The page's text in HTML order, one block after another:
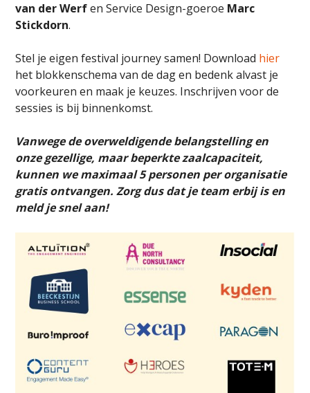
van der Werfen Service Design-goeroe Marc
Stickdorn.
Stel je eigen festival journey samen! Download hier
het blokkenschema van de dag en bedenk alvast je
voorkeuren en maak je keuzes. Inschrijven voor de
sessies is bij binnenkomst.
Vanwege de overweldigende belangstelling en
onze gezellige, maar beperkte zaalcapaciteit,
kunnen we maximaal 5 personen per organisatie
gratis ontvangen. Zorg dus dat je team erbij is en
meld je snel aan!